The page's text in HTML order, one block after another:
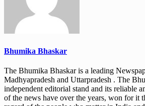
Bhumika Bhaskar
The Bhumika Bhaskar is a leading
Madhyapradesh and Uttarpradesh . The
independent editorial stand and its reliable
of the news have over the years, won for it